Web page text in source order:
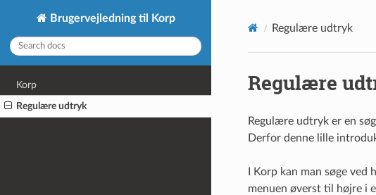
Brugervejledning til Korp
Korp
Regulære udtryk
Regulære udtryk
Regulære
Regulære udtryk er en
Derfor denne lille
I Korp kan man søge
menuen øverst til højre i